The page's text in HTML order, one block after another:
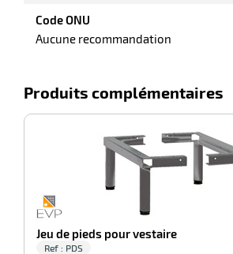
Code ONU
Aucune recommandation
Produits complémentaires
Jeu de pieds pour vestaire
Ref : PDS